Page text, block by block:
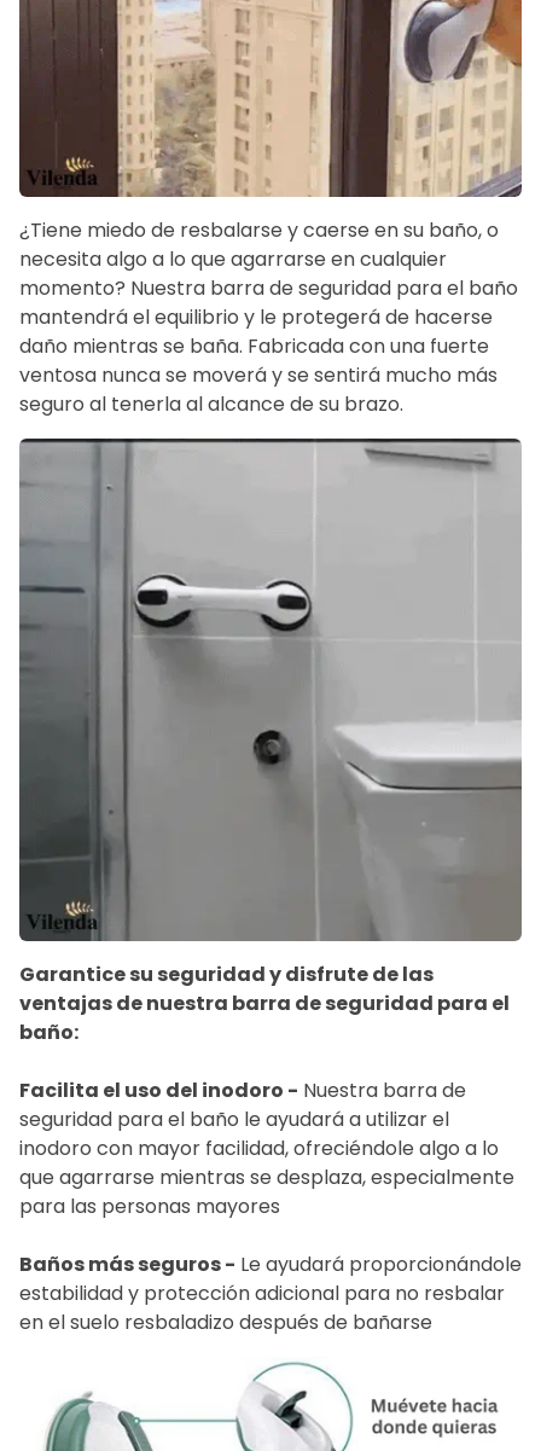
¿Tiene miedo de resbalarse y caerse en su baño, o
necesita algo a lo que agarrarse en cualquier
momento? Nuestra barra de seguridad para el baño
mantendrá el equilibrio y le protegerá de hacerse
daño mientras se baña. Fabricada con una fuerte
ventosa nunca se moverá y se sentirá mucho más
seguro al tenerla al alcance de su brazo.
Garantice su seguridad y disfrute de las
ventajas de nuestra barra de seguridad para el
baño:
Facilita el uso del inodoro - Nuestra barra de
seguridad para el baño le ayudará a utilizar el
inodoro con mayor facilidad, ofreciéndole algo a lo
que agarrarse mientras se desplaza, especialmente
para las personas mayores
Baños más seguros - Le ayudará proporcionándole
estabilidad y protección adicional para no resbalar
en el suelo resbaladizo después de bañarse